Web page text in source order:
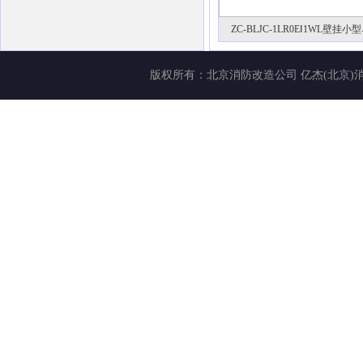
ZC-BLJC-1LR0EⅠ1WL壁挂小
版权所有： 北京消防改造公司 亿杰(北京)